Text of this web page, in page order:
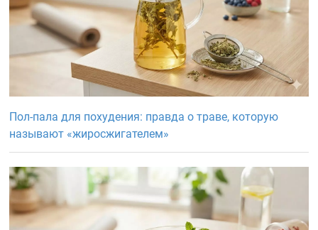
Пол-пала для похудения: правда о траве, которую
называют «жиросжигателем»